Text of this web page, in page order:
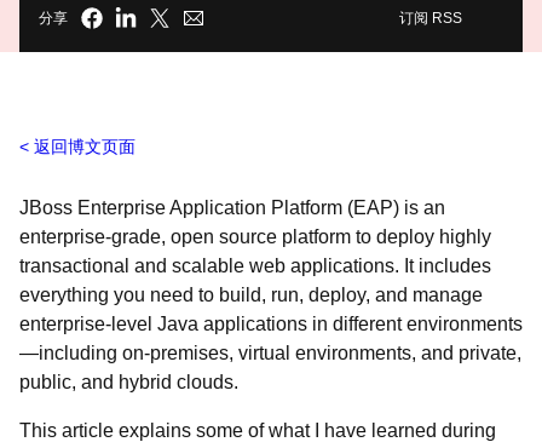
分享 订阅 RSS
返回博文页面
JBoss Enterprise Application Platform (EAP) is an
enterprise-grade, open source platform to deploy highly
transactional and scalable web applications. It includes
everything you need to build, run, deploy, and manage
enterprise-level Java applications in different environments
—including on-premises, virtual environments, and private,
public, and hybrid clouds.
This article explains some of what I have learned during